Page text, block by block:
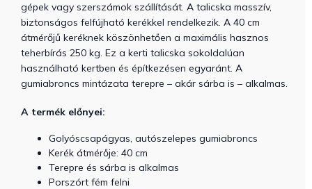
gépek vagy szerszámok szállítását. A talicska masszív,
biztonságos felfújható kerékkel rendelkezik. A 40 cm
átmérőjű keréknek köszönhetően a maximális hasznos
teherbírás 250 kg. Ez a kerti talicska sokoldalúan
használható kertben és építkezésen egyaránt. A
gumiabroncs mintázata terepre – akár sárba is – alkalmas.
A termék előnyei:
Golyóscsapágyas, autószelepes gumiabroncs
Kerék átmérője: 40 cm
Terepre és sárba is alkalmas
Porszórt fém felni